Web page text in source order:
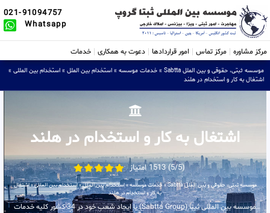
021-91094757
Whatsapp
مرکز مشاوره مرکز تماس امور قراردادها دعوت به همکاری خدمات
موسسه ثبتی، حقوقی و بین الملل Sabtta » خدمات موسسه » استخدام بین الملل » استخدام بین المللی »
اشتغال به کار و استخدام در هلند
اشتغال به کار و استخدام در هلند
(5/5) 1513 امتیاز
موسسه ثبتی، حقوقی و بین الملل Sabtta »خدمات موسسه»استخدام بین الملل»استخدام بین المللی»اشتغال
به کار و استخدام در هلند
موسسه بین المللی ثبتا (Sabtta Group) با ایجاد شعب خود در 34 کشور کلیه خدمات